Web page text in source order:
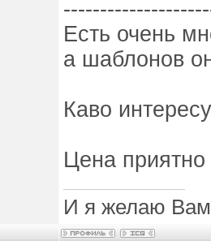
TFiles для
Шаблон BsGame для uCoz
Категория :
Есть очень
а шаблонов
Каво
Цена приятно
И я желаю Вам